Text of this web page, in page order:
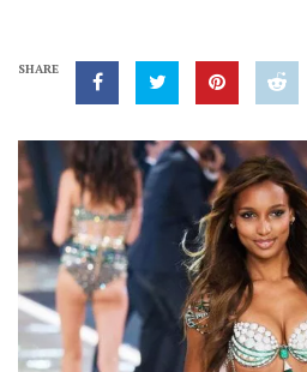
SHARE